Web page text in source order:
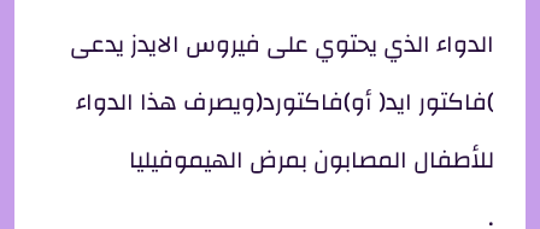
الدواء الذي يحتوي على فيروس الايدز يدعى
)فاكتور ايد( أو)فاكتورد(ويصرف هذا الدواء
للأطفال المصابون بمرض الهيموفيليا
.